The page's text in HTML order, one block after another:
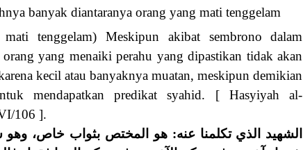
banyak diantaranya orang yang mati tenggelam
tenggelam) Meskipun akibat sembrono dalam
yang menaiki perahu yang dipastikan tidak akan
kecil atau banyaknya muatan, meskipun demikian
mendapatkan predikat syahid. [ Hasyiyah al-
106 ].
الشهيد الذي تكلمنا عنه: هو المختص بثواب خاص، وهو